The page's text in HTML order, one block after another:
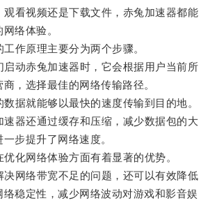
看视频还是下载文件，赤兔加速器都能
络体验。
原理主要分为两个步骤。
动赤兔加速器时，它会根据用户当前所
，选择最佳的网络传输路径。
就能够以最快的速度传输到目的地。
还通过缓存和压缩，减少数据包的大
步提升了网络速度。
网络体验方面有着显著的优势。
网络带宽不足的问题，还可以有效降低
络稳定性，减少网络波动对游戏和影音娱